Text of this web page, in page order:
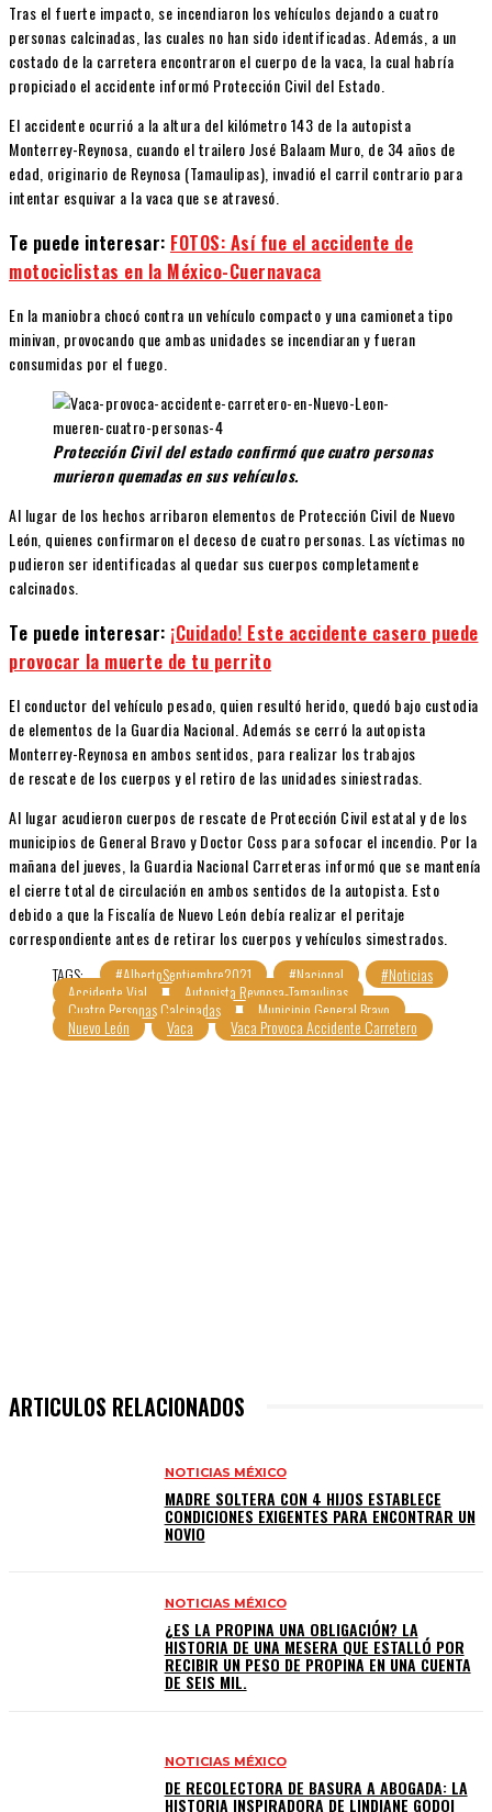
Tras el fuerte impacto, se incendiaron los vehículos dejando a cuatro
personas calcinadas, las cuales no han sido identificadas. Además, a un
costado de la carretera encontraron el cuerpo de la vaca, la cual habría
propiciado el accidente informó Protección Civil del Estado.
El accidente ocurrió a la altura del kilómetro 143 de la autopista
Monterrey-Reynosa, cuando el trailero José Balaam Muro, de 34 años de
edad, originario de Reynosa (Tamaulipas), invadió el carril contrario para
intentar esquivar a la vaca que se atravesó.
Te puede interesar: FOTOS: Así fue el accidente de
motociclistas en la México-Cuernavaca
En la maniobra chocó contra un vehículo compacto y una camioneta tipo
minivan, provocando que ambas unidades se incendiaran y fueran
consumidas por el fuego.
Protección Civil del estado confirmó que cuatro personas
murieron quemadas en sus vehículos.
Al lugar de los hechos arribaron elementos de Protección Civil de Nuevo
León, quienes confirmaron el deceso de cuatro personas. Las víctimas no
pudieron ser identificadas al quedar sus cuerpos completamente
calcinados.
Te puede interesar: ¡Cuidado! Este accidente casero puede
provocar la muerte de tu perrito
El conductor del vehículo pesado, quien resultó herido, quedó bajo custodia
de elementos de la Guardia Nacional. Además se cerró la autopista
Monterrey-Reynosa en ambos sentidos, para realizar los trabajos
de rescate de los cuerpos y el retiro de las unidades siniestradas.
Al lugar acudieron cuerpos de rescate de Protección Civil estatal y de los
municipios de General Bravo y Doctor Coss para sofocar el incendio. Por la
mañana del jueves, la Guardia Nacional Carreteras informó que se mantenía
el cierre total de circulación en ambos sentidos de la autopista. Esto
debido a que la Fiscalía de Nuevo León debía realizar el peritaje
correspondiente antes de retirar los cuerpos y vehículos simestrados.
TAGS:
#AlbertoSeptiembre2021 #Nacional #Noticias
Accidente Vial Autopista Reynosa-Tamaulipas
Cuatro Personas Calcinadas Municipio General Bravo
Nuevo León Vaca Vaca Provoca Accidente Carretero
ARTICULOS RELACIONADOS
NOTICIAS MÉXICO
MADRE SOLTERA CON 4 HIJOS ESTABLECE
CONDICIONES EXIGENTES PARA ENCONTRAR UN
NOVIO
NOTICIAS MÉXICO
¿ES LA PROPINA UNA OBLIGACIÓN? LA
HISTORIA DE UNA MESERA QUE ESTALLÓ POR
RECIBIR UN PESO DE PROPINA EN UNA CUENTA
DE SEIS MIL.
NOTICIAS MÉXICO
DE RECOLECTORA DE BASURA A ABOGADA: LA
HISTORIA INSPIRADORA DE LINDIANE GODOI